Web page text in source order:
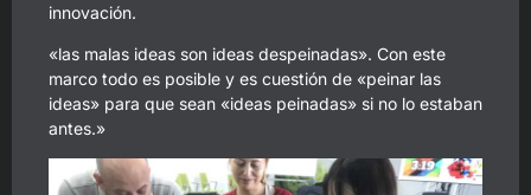
innovación.
«las malas ideas son ideas despeinadas». Con este
marco todo es posible y es cuestión de «peinar las
ideas» para que sean «ideas peinadas» si no lo estaban
antes.»